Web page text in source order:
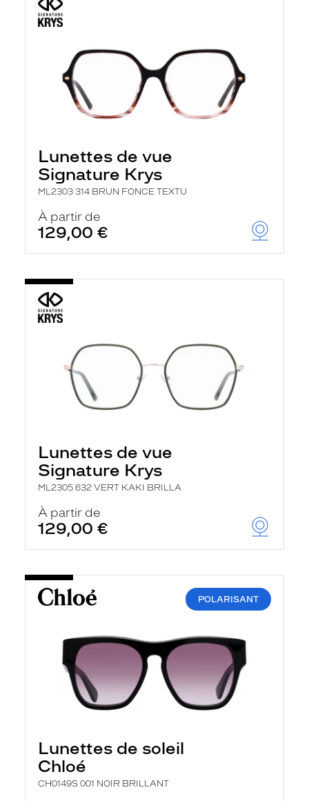
Lunettes de vue
Signature Krys
ML2303 314 BRUN FONCE TEXTU
À partir de
129,00 €
Lunettes de vue
Signature Krys
ML2305 632 VERT KAKI BRILLA
À partir de
129,00 €
POLARISANT
Lunettes de soleil
Chloé
CH0149S 001 NOIR BRILLANT